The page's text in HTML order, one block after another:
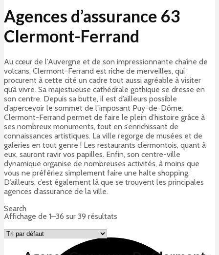
Agences d’assurance 63
Clermont-Ferrand
Au cœur de l’Auvergne et de son impressionnante chaîne de
volcans, Clermont-Ferrand est riche de merveilles, qui
procurent à cette cité un cadre tout aussi agréable à visiter
qu’à vivre. Sa majestueuse cathédrale gothique se dresse en
son centre. Depuis sa butte, il est d’ailleurs possible
d’apercevoir le sommet de l’imposant Puy-de-Dôme.
Clermont-Ferrand permet de faire le plein d’histoire grâce à
ses nombreux monuments, tout en s’enrichissant de
connaissances artistiques. La ville regorge de musées et de
galeries en tout genre ! Les restaurants clermontois, quant à
eux, sauront ravir vos papilles. Enfin, son centre-ville
dynamique organise de nombreuses activités, à moins que
vous ne préfériez simplement faire une halte shopping.
D’ailleurs, c’est également là que se trouvent les principales
agences d’assurance de la ville.
Search
Affichage de 1–36 sur 39 résultats